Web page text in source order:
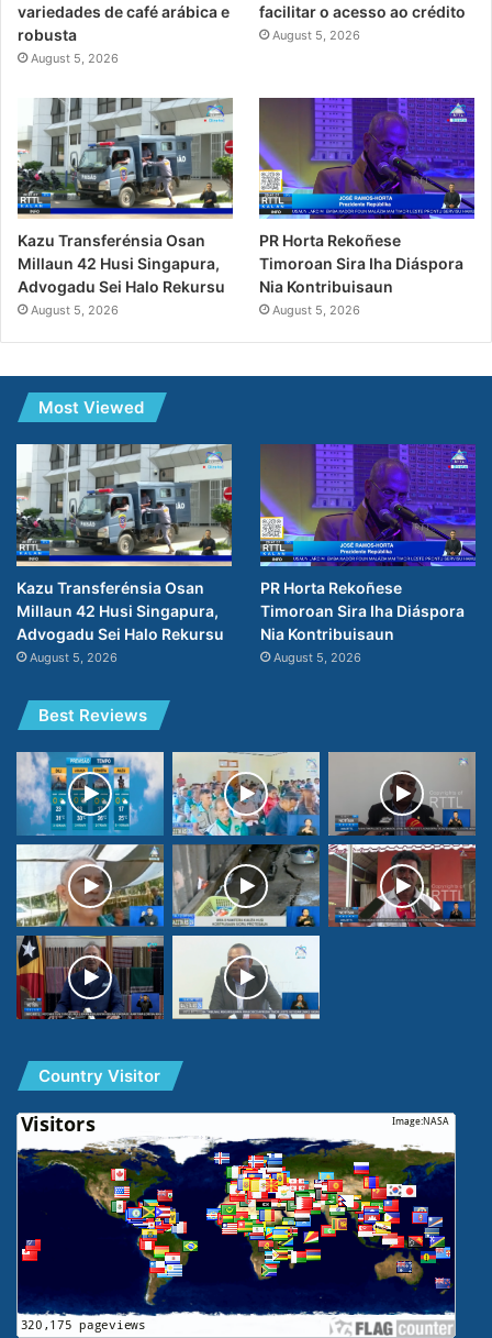
variedades de café arábica e
robusta
August 5, 2026
facilitar o acesso ao crédito
August 5, 2026
Kazu Transferénsia Osan
Millaun 42 Husi Singapura,
Advogadu Sei Halo Rekursu
August 5, 2026
PR Horta Rekoñese
Timoroan Sira Iha Diáspora
Nia Kontribuisaun
August 5, 2026
Most Viewed
Kazu Transferénsia Osan
Millaun 42 Husi Singapura,
Advogadu Sei Halo Rekursu
August 5, 2026
PR Horta Rekoñese
Timoroan Sira Iha Diáspora
Nia Kontribuisaun
August 5, 2026
Best Reviews
Country Visitor